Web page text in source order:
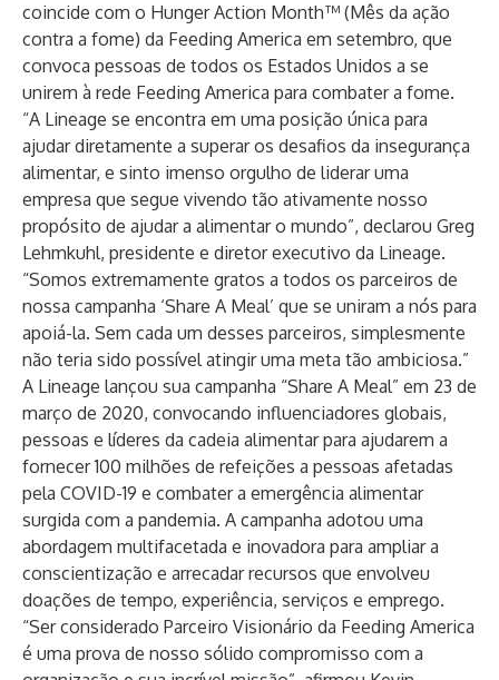
coincide com o Hunger Action Month™ (Mês da ação
contra a fome) da Feeding America em setembro, que
convoca pessoas de todos os Estados Unidos a se
unirem à rede Feeding America para combater a fome.
“A Lineage se encontra em uma posição única para
ajudar diretamente a superar os desafios da insegurança
alimentar, e sinto imenso orgulho de liderar uma
empresa que segue vivendo tão ativamente nosso
propósito de ajudar a alimentar o mundo”, declarou Greg
Lehmkuhl, presidente e diretor executivo da Lineage.
“Somos extremamente gratos a todos os parceiros de
nossa campanha ‘Share A Meal’ que se uniram a nós para
apoiá-la. Sem cada um desses parceiros, simplesmente
não teria sido possível atingir uma meta tão ambiciosa.”
A Lineage lançou sua campanha “Share A Meal” em 23 de
março de 2020, convocando influenciadores globais,
pessoas e líderes da cadeia alimentar para ajudarem a
fornecer 100 milhões de refeições a pessoas afetadas
pela COVID-19 e combater a emergência alimentar
surgida com a pandemia. A campanha adotou uma
abordagem multifacetada e inovadora para ampliar a
conscientização e arrecadar recursos que envolveu
doações de tempo, experiência, serviços e emprego.
“Ser considerado Parceiro Visionário da Feeding America
é uma prova de nosso sólido compromisso com a